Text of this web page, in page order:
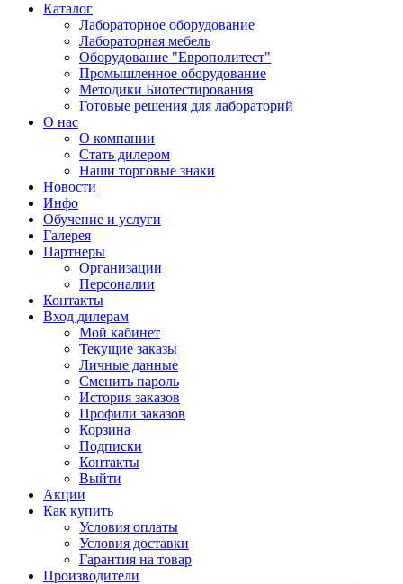
Каталог
Лабораторное оборудование
Лабораторная мебель
Оборудование "Европолитест"
Промышленное оборудование
Методики Биотестирования
Готовые решения для лабораторий
О нас
О компании
Стать дилером
Наши торговые знаки
Новости
Инфо
Обучение и услуги
Галерея
Партнеры
Организации
Персоналии
Контакты
Вход дилерам
Мой кабинет
Текущие заказы
Личные данные
Сменить пароль
История заказов
Профили заказов
Корзина
Подписки
Контакты
Выйти
Акции
Как купить
Условия оплаты
Условия доставки
Гарантия на товар
Производители